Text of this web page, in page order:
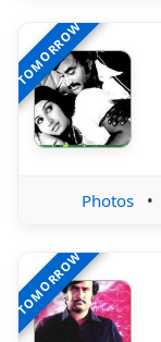
TOMORROW
Photos •
TOMORROW